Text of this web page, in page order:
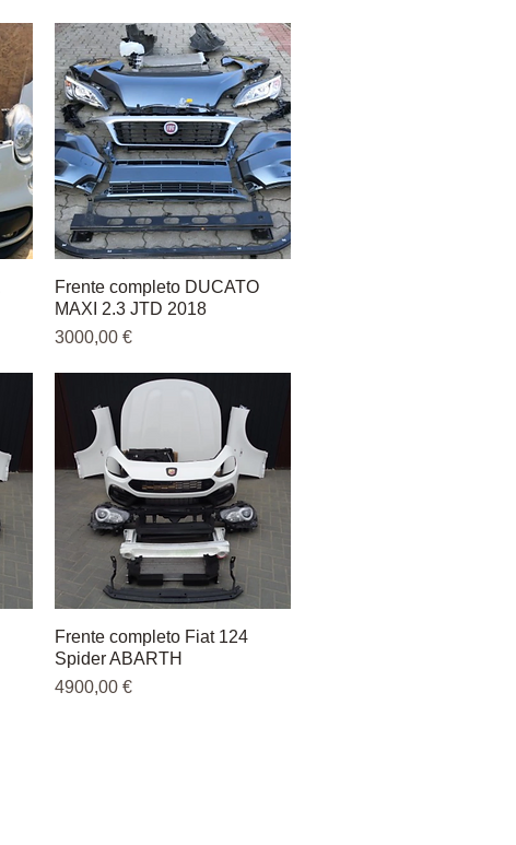
Vista rápida
Frente completo DUCATO
MAXI 2.3 JTD 2018
Precio
3000,00 €
Vista rápida
Frente completo Fiat 124
Spider ABARTH
Precio
4900,00 €